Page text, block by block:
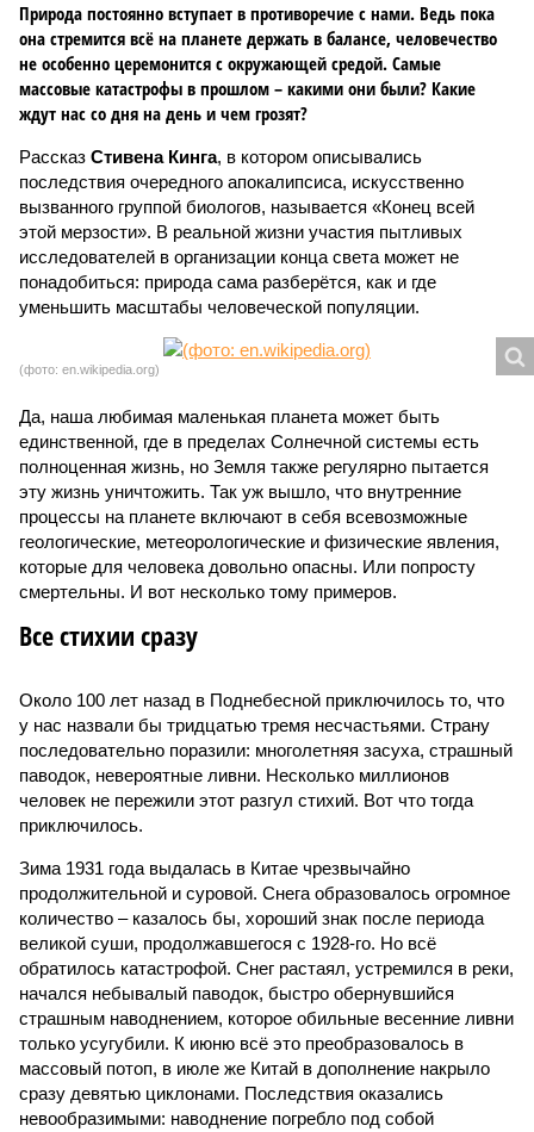
Природа постоянно вступает в противоречие с нами. Ведь пока
она стремится всё на планете держать в балансе, человечество
не особенно церемонится с окружающей средой. Самые
массовые катастрофы в прошлом – какими они были? Какие
ждут нас со дня на день и чем грозят?
Рассказ Стивена Кинга, в котором описывались
последствия очередного апокалипсиса, искусственно
вызванного группой биологов, называется «Конец всей
этой мерзости». В реальной жизни участия пытливых
исследователей в организации конца света может не
понадобиться: природа сама разберётся, как и где
уменьшить масштабы человеческой популяции.
(фото: en.wikipedia.org)
Да, наша любимая маленькая планета может быть
единственной, где в пределах Солнечной системы есть
полноценная жизнь, но Земля также регулярно пытается
эту жизнь уничтожить. Так уж вышло, что внутренние
процессы на планете включают в себя всевозможные
геологические, метеорологические и физические явления,
которые для человека довольно опасны. Или попросту
смертельны. И вот несколько тому примеров.
Все стихии сразу
Около 100 лет назад в Поднебесной приключилось то, что
у нас назвали бы тридцатью тремя несчастьями. Страну
последовательно поразили: многолетняя засуха, страшный
паводок, невероятные ливни. Несколько миллионов
человек не пережили этот разгул стихий. Вот что тогда
приключилось.
Зима 1931 года выдалась в Китае чрезвычайно
продолжительной и суровой. Снега образовалось огромное
количество – казалось бы, хороший знак после периода
великой суши, продолжавшегося с 1928-го. Но всё
обратилось катастрофой. Снег растаял, устремился в реки,
начался небывалый паводок, быстро обернувшийся
страшным наводнением, которое обильные весенние ливни
только усугубили. К июню всё это преобразовалось в
массовый потоп, в июле же Китай в дополнение накрыло
сразу девятью циклонами. Последствия оказались
невообразимыми: наводнение погребло под собой